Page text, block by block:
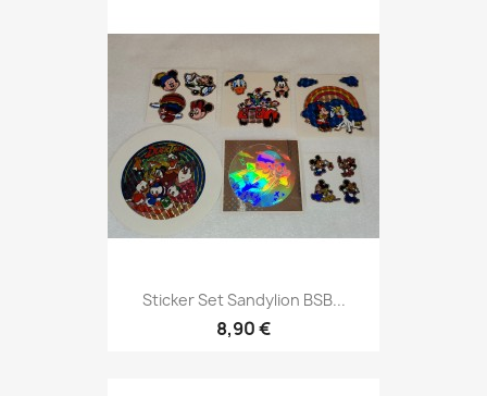
Sticker Set Sandylion BSB...
8,90 €